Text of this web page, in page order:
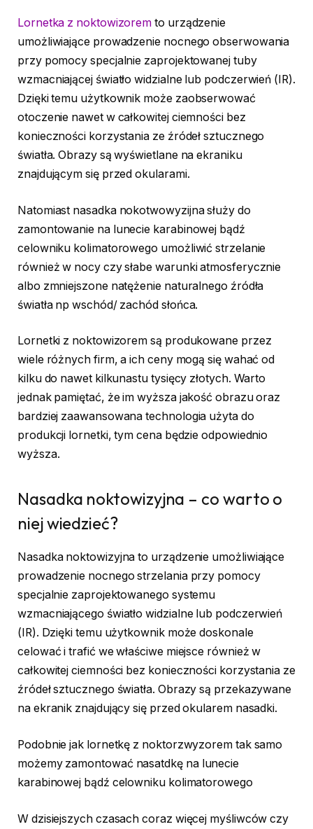
Lornetka z noktowizorem to urządzenie
umożliwiające prowadzenie nocnego obserwowania
przy pomocy specjalnie zaprojektowanej tuby
wzmacniającej światło widzialne lub podczerwień (IR).
Dzięki temu użytkownik może zaobserwować
otoczenie nawet w całkowitej ciemności bez
konieczności korzystania ze źródeł sztucznego
światła. Obrazy są wyświetlane na ekraniku
znajdującym się przed okularami.
Natomiast nasadka nokotwowyzijna służy do
zamontowanie na lunecie karabinowej bądź
celowniku kolimatorowego umożliwić strzelanie
również w nocy czy słabe warunki atmosferycznie
albo zmniejszone natężenie naturalnego źródła
światła np wschód/ zachód słońca.
Lornetki z noktowizorem są produkowane przez
wiele różnych firm, a ich ceny mogą się wahać od
kilku do nawet kilkunastu tysięcy złotych. Warto
jednak pamiętać, że im wyższa jakość obrazu oraz
bardziej zaawansowana technologia użyta do
produkcji lornetki, tym cena będzie odpowiednio
wyższa.
Nasadka noktowizyjna – co warto o
niej wiedzieć?
Nasadka noktowizyjna to urządzenie umożliwiające
prowadzenie nocnego strzelania przy pomocy
specjalnie zaprojektowanego systemu
wzmacniającego światło widzialne lub podczerwień
(IR). Dzięki temu użytkownik może doskonale
celować i trafić we właściwe miejsce również w
całkowitej ciemności bez konieczności korzystania ze
źródeł sztucznego światła. Obrazy są przekazywane
na ekranik znajdujący się przed okularem nasadki.
Podobnie jak lornetkę z noktorzwyzorem tak samo
możemy zamontować nasatdkę na lunecie
karabinowej bądź celowniku kolimatorowego
W dzisiejszych czasach coraz więcej myśliwców czy